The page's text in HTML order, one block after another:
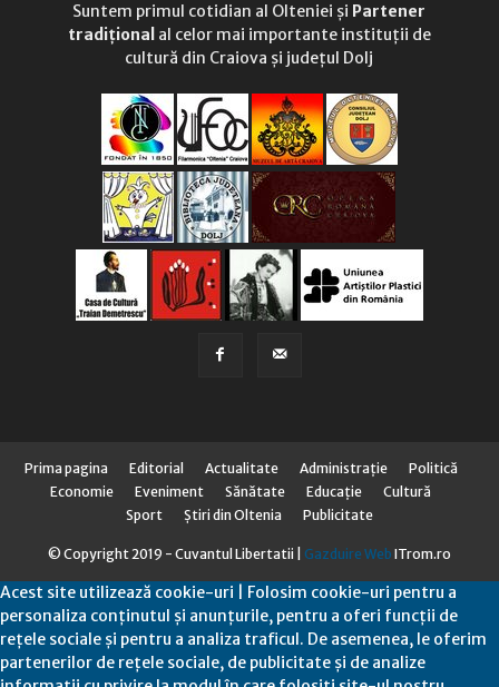
Suntem primul cotidian al Olteniei și Partener
tradițional al celor mai importante instituții de
cultură din Craiova și județul Dolj
Prima pagina Editorial Actualitate Administraţie
Politică
Economie
Eveniment Sănătate Educaţie
Cultură
Sport
Știri din Oltenia Publicitate
© Copyright 2019 - Cuvantul Libertatii | Gazduire Web ITrom.ro
Acest site utilizează cookie-uri | Folosim cookie-uri pentru a
personaliza conținutul și anunțurile, pentru a oferi funcții de
rețele sociale și pentru a analiza traficul. De asemenea, le oferim
partenerilor de rețele sociale, de publicitate și de analize